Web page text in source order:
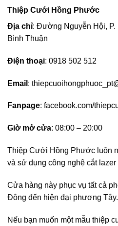
Thiệp Cưới Hồng Phước
Địa chỉ: Đường Nguyễn Hội, P.
Bình Thuận
Điện thoại: 0918 502 512
Email :
Fanpage: facebook.com/
Giờ mở cửa: 08:00 – 20:00
Thiệp Cưới Hồng Phước luôn
và sử dụng công nghệ cắt lazer
Cửa hàng này phục vụ tất cả
Đông đến hiện đại phương Tây.
Nếu bạn muốn một mẫu thiệp